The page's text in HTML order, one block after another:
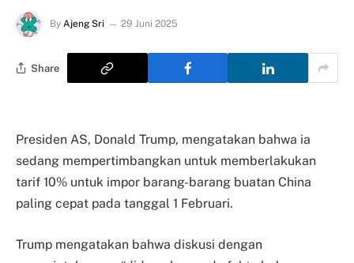
By Ajeng Sri 29 Juni 2025
Share
Presiden AS, Donald Trump, mengatakan bahwa ia
sedang mempertimbangkan untuk memberlakukan
tarif 10% untuk impor barang-barang buatan China
paling cepat pada tanggal 1 Februari.
Trump mengatakan bahwa diskusi dengan